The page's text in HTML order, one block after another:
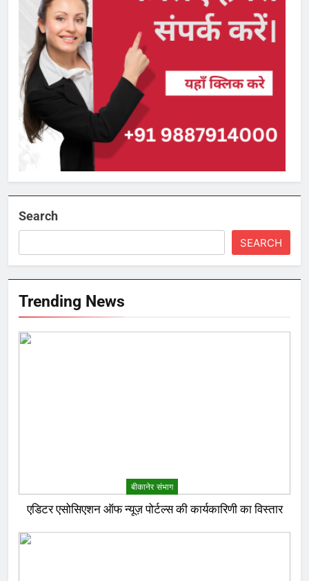
Search
SEARCH
Trending News
बीकानेर संभाग
एडिटर एसोसिएशन ऑफ न्यूज़ पोर्टल्स की कार्यकारिणी का विस्तार